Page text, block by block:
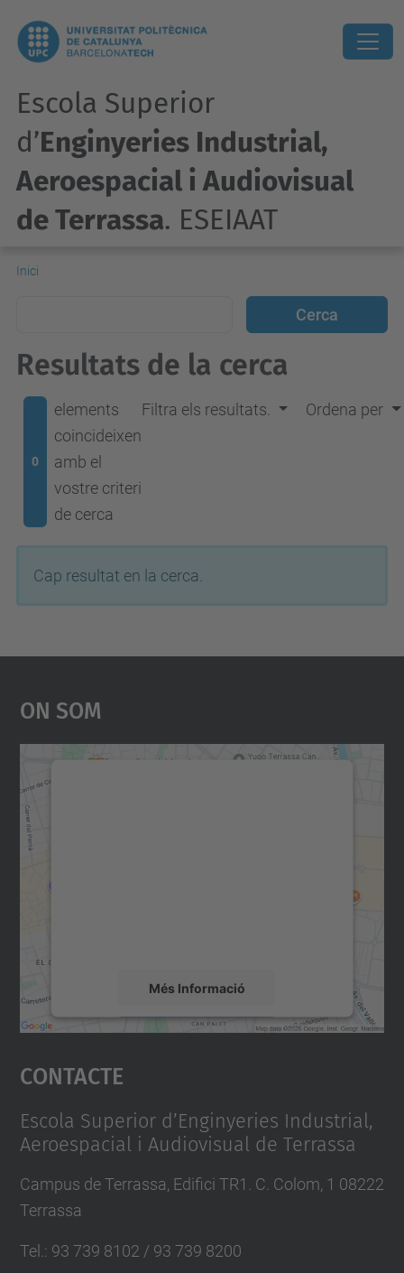
Escola Superior
d’Enginyeries Industrial,
Aeroespacial i Audiovisual
de Terrassa. ESEIAAT
Inici
Resultats de la cerca
0
elements
coincideixen
amb el
vostre criteri
de cerca
Filtra els resultats. Ordena per
Cap resultat en la cerca.
On Som
Més Informació
Accepta
powered by
Contacte
Escola Superior d’Enginyeries Industrial,
Aeroespacial i Audiovisual de Terrassa
Campus de Terrassa, Edifici TR1. C. Colom, 1 08222
Terrassa
Tel. : 93 739 8102 / 93 739 8200